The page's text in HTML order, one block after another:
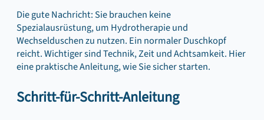
Die gute Nachricht: Sie brauchen keine
Spezialausrüstung, um Hydrotherapie und
Wechselduschen zu nutzen. Ein normaler Duschkopf
reicht. Wichtiger sind Technik, Zeit und Achtsamkeit. Hier
eine praktische Anleitung, wie Sie sicher starten.
Schritt-für-Schritt-Anleitung